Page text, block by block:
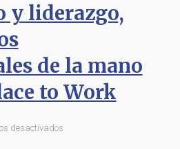
y liderazgo,
de la mano
to Work
desactivados